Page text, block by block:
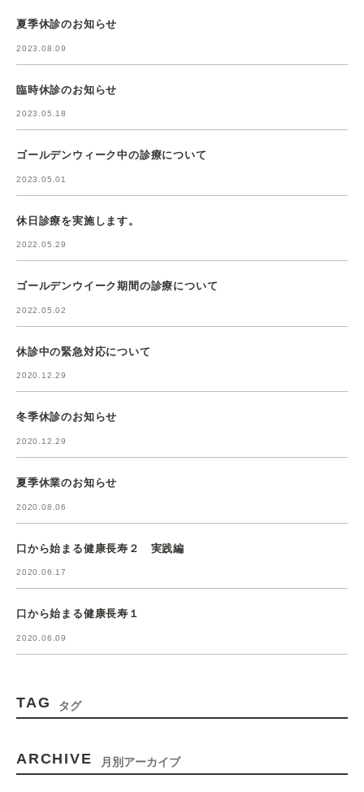
夏季休診のお知らせ
2023.08.09
臨時休診のお知らせ
2023.05.18
ゴールデンウィーク中の診療について
2023.05.01
休日診療を実施します。
2022.05.29
ゴールデンウイーク期間の診療について
2022.05.02
休診中の緊急対応について
2020.12.29
冬季休診のお知らせ
2020.12.29
夏季休業のお知らせ
2020.08.06
口から始まる健康長寿２ 実践編
2020.06.17
口から始まる健康長寿１
2020.06.09
TAG タグ
ARCHIVE 月別アーカイブ